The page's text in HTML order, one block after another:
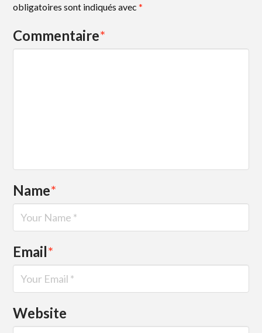
obligatoires sont indiqués avec*
Commentaire*
Name*
Email*
Website